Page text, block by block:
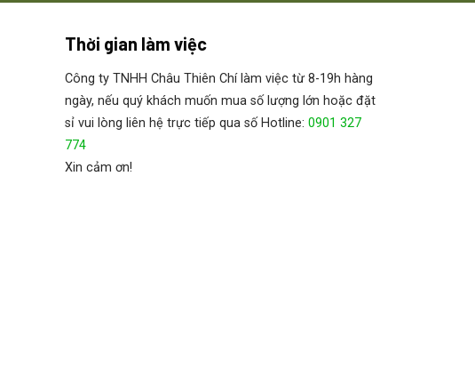
Thời gian làm việc
Công ty TNHH Châu Thiên Chí làm việc từ 8-19h hàng
ngày, nếu quý khách muốn mua số lượng lớn hoặc đặt
sỉ vui lòng liên hệ trực tiếp qua số Hotline: 0901 327
774
Xin cảm ơn!